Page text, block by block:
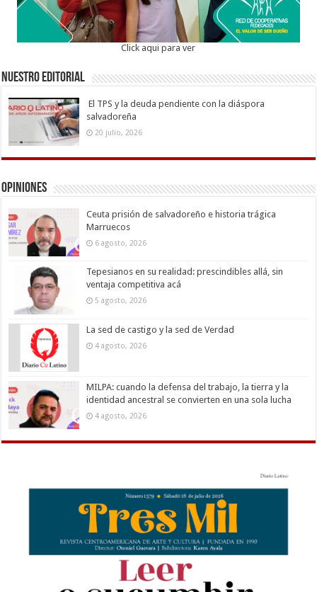
Click aqui para ver
Nuestro Editorial
El TPS y la deuda pendiente con la diáspora
salvadoreña
20 julio, 2026
Opiniones
Ceuta prisión de salvadoreño e historia trágica
Marruecos
6 agosto, 2026
Tepesianos en su realidad: prescindibles allá, sin
ventaja competitiva acá
5 agosto, 2026
La sed de castigo y la sed de Verdad
4 agosto, 2026
MILPA: cuando la defensa del trabajo, la tierra y la
identidad ancestral se convierten en una sola lucha
4 agosto, 2026